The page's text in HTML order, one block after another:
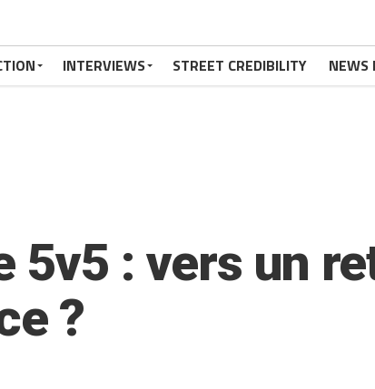
INTERVIEWS STREET CREDIBILITY NEWS
5v5 : vers un
?